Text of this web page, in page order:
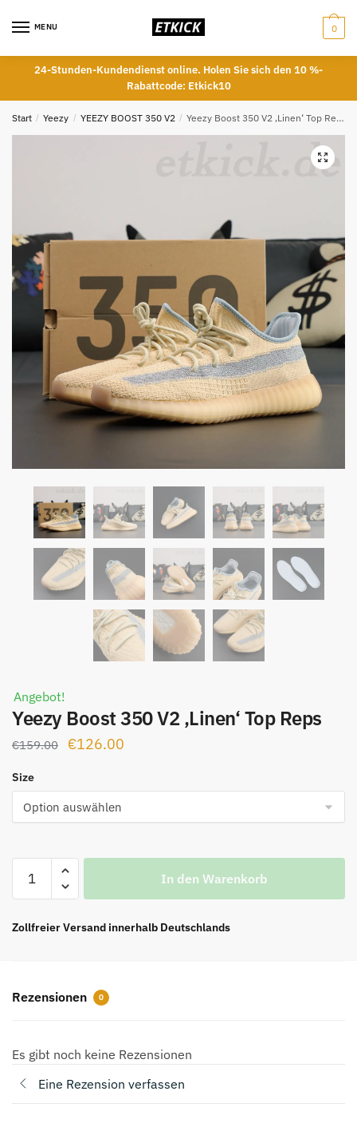
MENU 0
24-Stunden-Kundendienst online. Holen Sie sich den 10 %-
Rabattcode: Etkick10
Start / Yeezy / YEEZY BOOST 350 V2 / Yeezy Boost 350 V2 ‚Linen‘ Top Reps
Angebot!
Yeezy Boost 350 V2 ‚Linen‘ Top Reps
€159.00
Ursprünglicher
€159.00
€126.00
Size
Boost
V2
Menge
In den Warenkorb
Zollfreier Versand innerhalb Deutschlands
Rezensionen 0
Es gibt noch keine Rezensionen
Eine Rezension verfassen